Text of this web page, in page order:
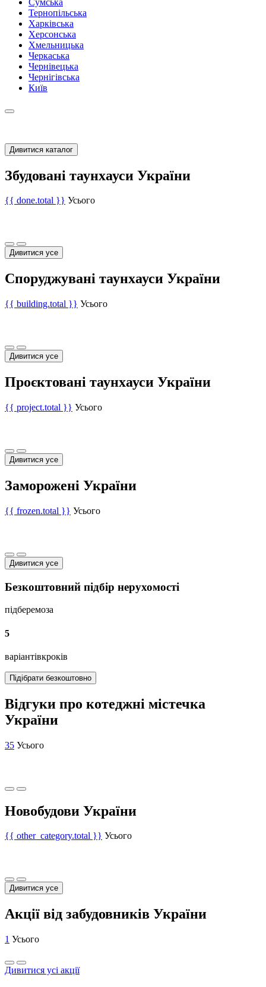
Тернопільська
Харківська
Херсонська
Хмельницька
Черкаська
Чернівецька
Чернігівська
Київ
Дивитися каталог
Збудовані таунхауси України
{{ done.total }} Усього
Дивитися усе
Споруджувані таунхауси України
{{ building.total }} Усього
Дивитися усе
Проєктовані таунхауси України
{{ project.total }} Усього
Дивитися усе
Заморожені України
{{ frozen.total }} Усього
Дивитися усе
Безкоштовний підбір нерухомості
підберемоза
5
варіантівкроків
Підібрати безкоштовно
Відгуки про котеджні містечка
України
35 Усього
Новобудови України
{{ other_category.total }} Усього
Дивитися усе
Акції від забудовників України
1 Усього
Дивитися усі акції